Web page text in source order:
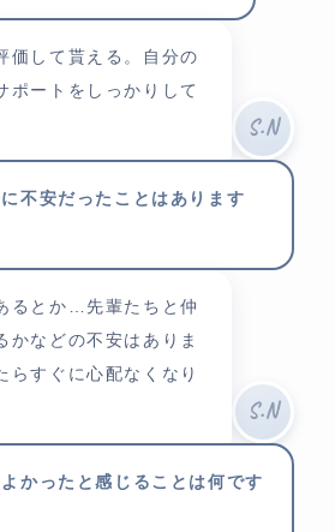
S.N
価して貰える。自分の
ポートをしっかりして
不安だったことはあります
S.N
るとか…先輩たちと仲
かなどの不安はありま
らすぐに心配なくなり
かったと感じることは何です